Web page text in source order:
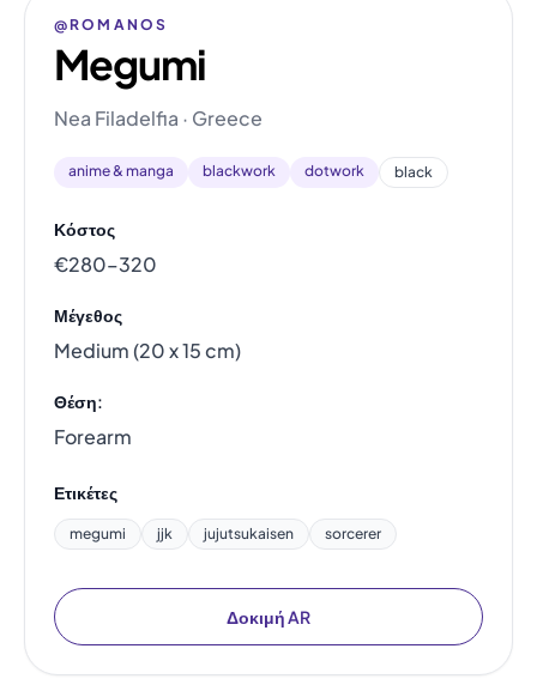
@ROMANOS
Megumi
Nea Filadelfia · Greece
anime & manga blackwork dotwork black
Κόστος
€280–320
Μέγεθος
Medium (20 x 15 cm)
Θέση:
Forearm
Ετικέτες
megumi jjk jujutsukaisen sorcerer
Δοκιμή AR